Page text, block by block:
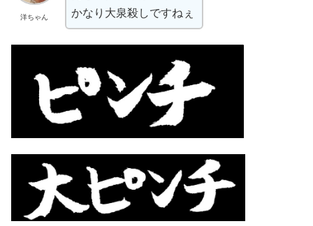
洋ちゃん
かなり大泉殺しですねぇ